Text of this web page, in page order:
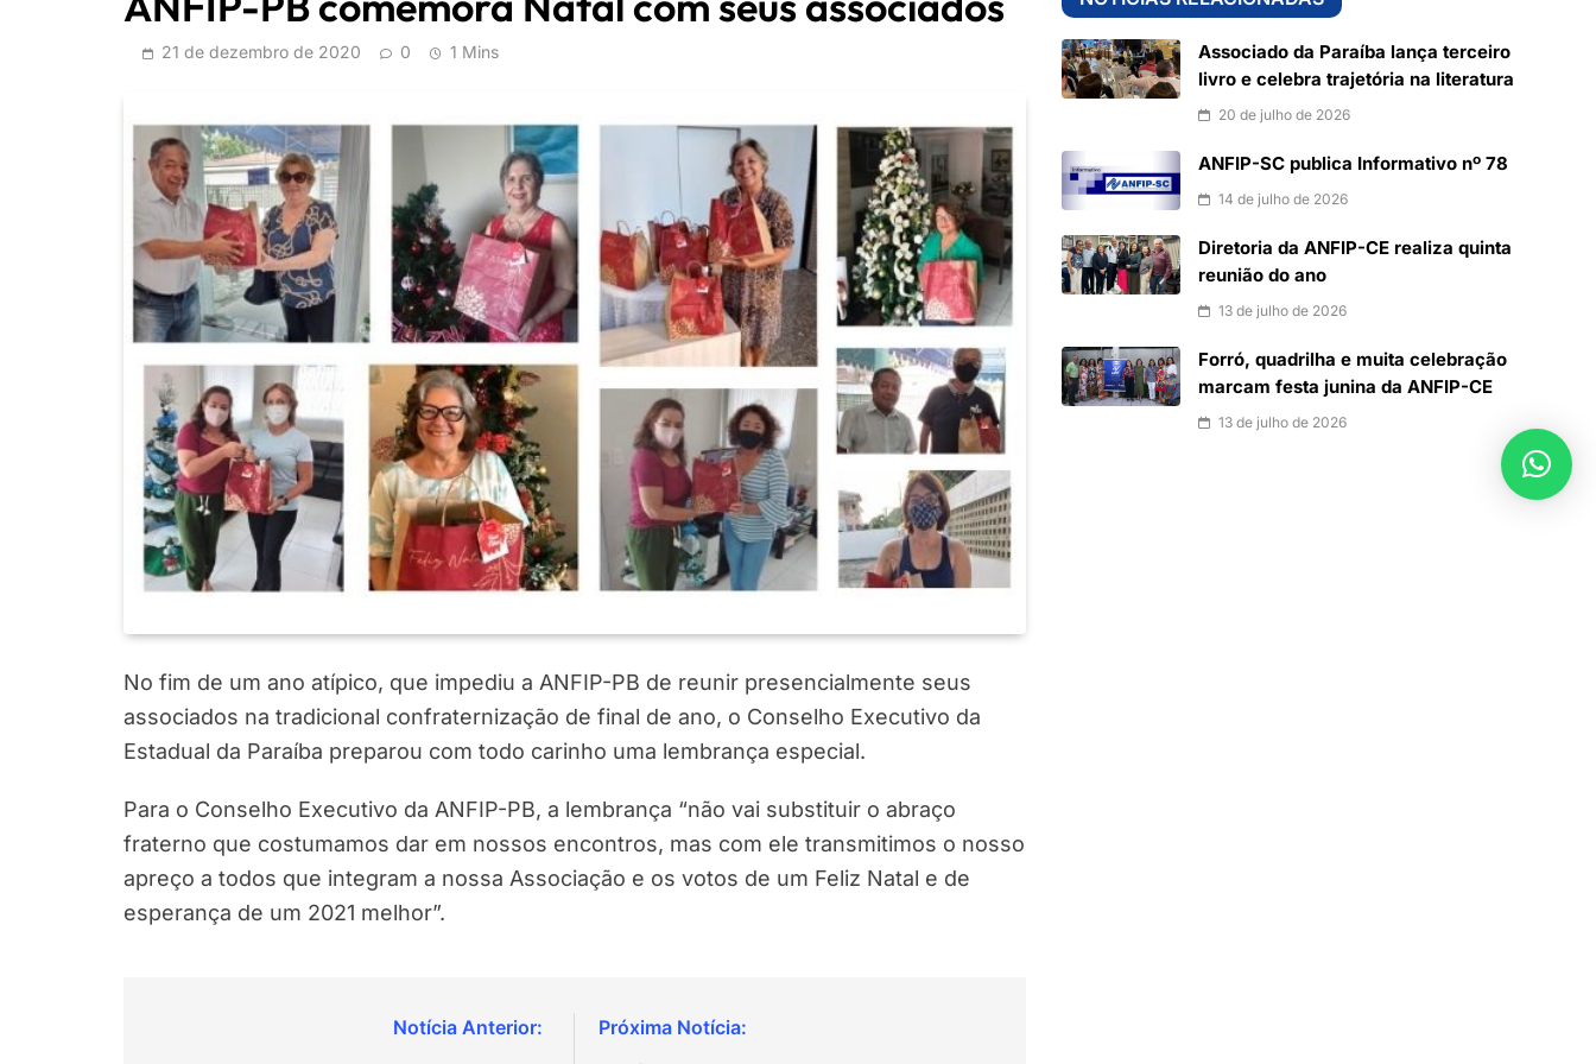
21 de dezembro de 2020 0 1 Mins
No fim de um ano atípico, que impediu a ANFIP-PB de reunir presencialmente seus
associados na tradicional confraternização de final de ano, o Conselho Executivo da
Estadual da Paraíba preparou com todo carinho uma lembrança especial.
Para o Conselho Executivo da ANFIP-PB, a lembrança “não vai substituir o abraço
fraterno que costumamos dar em nossos encontros, mas com ele transmitimos o nosso
apreço a todos que integram a nossa Associação e os votos de um Feliz Natal e de
esperança de um 2021 melhor”.
Associado da Paraíba lança terceiro
livro e celebra trajetória na literatura
20 de julho de 2026
ANFIP-SC publica Informativo nº 78
14 de julho de 2026
Diretoria da ANFIP-CE realiza quinta
reunião do ano
13 de julho de 2026
Forró, quadrilha e muita celebração
marcam festa junina da ANFIP-CE
13 de julho de 2026